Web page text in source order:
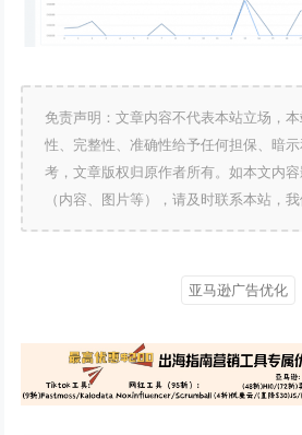
免责声明：文章内容不代表本站立场，
性、完整性、准确性给予任何担保、暗
考，文章版权归原作者所有。如本文内
（内容、图片等），请及时联系本站，
亚马逊广告优化